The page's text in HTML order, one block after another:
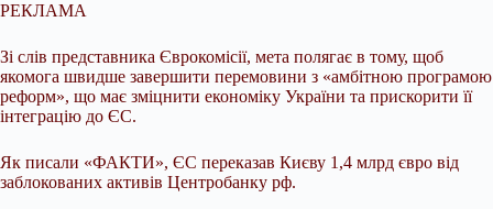
РЕКЛАМА
Зі слів представника Єврокомісії, мета полягає в тому, щоб
якомога швидше завершити перемовини з «амбітною програмою
реформ», що має зміцнити економіку України та прискорити її
інтеграцію до ЄС.
Як писали «ФАКТИ», ЄС переказав Києву 1,4 млрд євро від
заблокованих активів Центробанку рф.